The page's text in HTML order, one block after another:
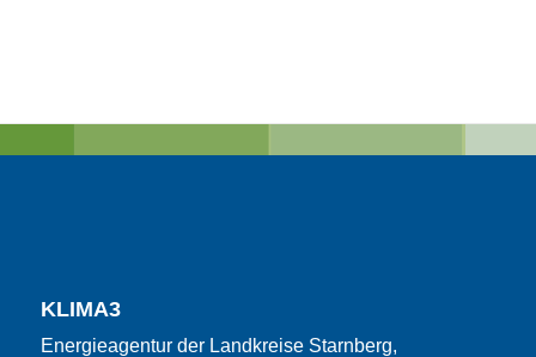
KLIMA3
Energieagentur der Landkreise Starnberg,